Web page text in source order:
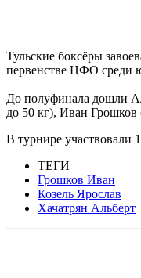
Тульские боксёры
первенстве ЦФО среди
До полуфинала дошли
до 50 кг), Иван Грошков
В турнире участвовали
ТЕГИ
Грошков Иван
Козель Ярослав
Хачатрян Альберт